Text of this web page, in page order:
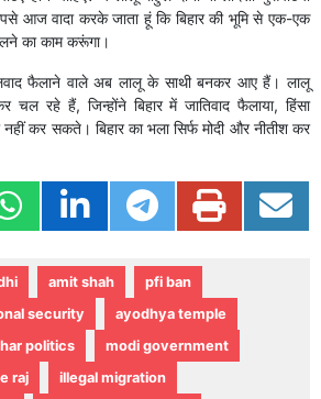
आज वादा करके जाता हूं कि बिहार की भूमि से एक-एक
का काम करूंगा।
फैलाने वाले अब लालू के साथी बनकर आए हैं। लालू
चल रहे हैं, जिन्होंने बिहार में जातिवाद फैलाया, हिंसा
कर सकते। बिहार का भला सिर्फ मोदी और नीतीश कर
amit shah
pfi ban
security
ayodhya temple
politics
modi government
raj
illegal migration